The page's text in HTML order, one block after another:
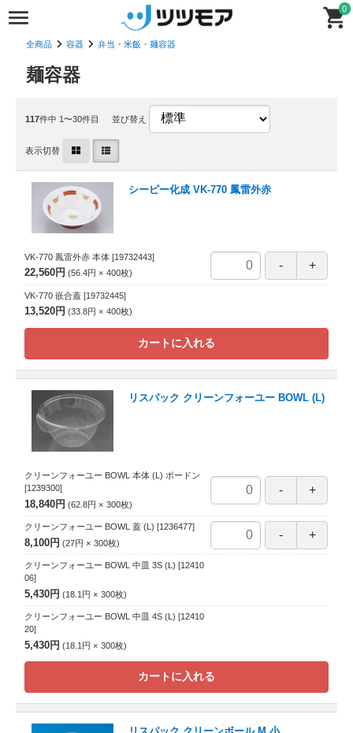
0
全商品 容器 弁当・米飯・麺容器
麺容器
117件中 1〜30件目 並び替え
表示切替
シーピー化成 VK-770 鳳雷外赤
VK-770 鳳雷外赤 本体 [19732443]
22,560円 56.4円 400枚
VK-770 嵌合蓋 [19732445]
13,520円 33.8円 400枚
カートに入れる
リスパック クリーンフォーユー BOWL (L)
クリーンフォーユー BOWL 本体 (L) ボードン
[1239300]
18,840円 62.8円 300枚
クリーンフォーユー BOWL 蓋 (L) [1236477]
8,100円 27円 300枚
クリーンフォーユー BOWL 中皿 3S (L) [12410
06]
5,430円 18.1円 300枚
クリーンフォーユー BOWL 中皿 4S (L) [12410
20]
5,430円 18.1円 300枚
カートに入れる